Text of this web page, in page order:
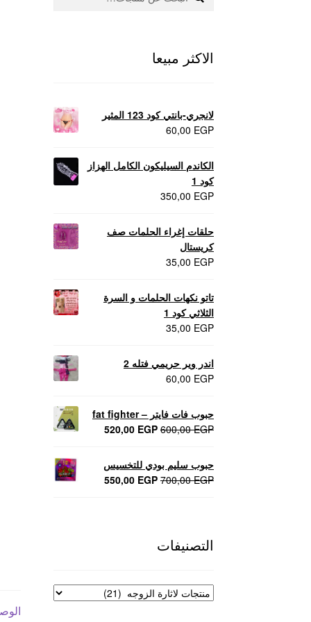
عن:
الاكثر مبيعا
لانجري-بانتي كود 123 المثير
60,00 EGP
الكاندم السيليكون الكامل الهزاز
كود 1
350,00 EGP
حلقات إغراء الحلمات صف
كريستال
35,00 EGP
تاتو نكهات الحلمات و السرة
الثلاثي كود 1
35,00 EGP
اندر وير حريمي فتله 2
60,00 EGP
حبوب فات فايتر – fat fighter
600,00EGP
السعر
600,00 EGP.
520,00 EGP
السعر
520,00 EGP.
حبوب سليم بودي للتخسيس
700,00EGP
السعر550,00 EGP
السعر
التصنيفات